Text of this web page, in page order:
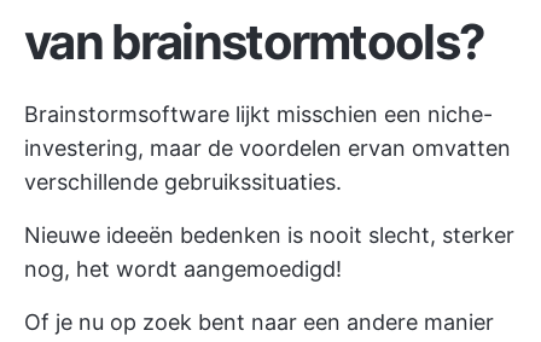
van brainstormtools?
Brainstormsoftware lijkt misschien een niche-
investering, maar de voordelen ervan omvatten
verschillende gebruikssituaties.
Nieuwe ideeën bedenken is nooit slecht, sterker
nog, het wordt aangemoedigd!
Of je nu op zoek bent naar een andere manier